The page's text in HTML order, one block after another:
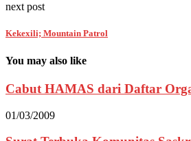
next post
Kekexili; Mountain Patrol
You may also like
Cabut HAMAS dari Daftar
01/03/2009